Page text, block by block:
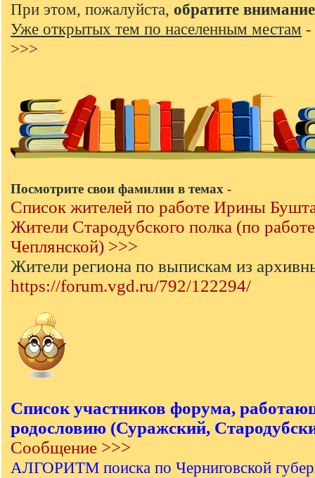
При этом, пожалуйста, обратите
Уже открытых тем по населенным местам -
>>>
Посмотрите свои фамилии в темах -
Список жителей по работе Ирины
Жители Стародубского полка (по
Чеплянской) >>>
Жители региона по выпискам из
https://forum.vgd.ru/792/122294/
Список участников форума,
родословию (Суражский,
Сообщение >>>
АЛГОРИТМ поиска по Черниговской